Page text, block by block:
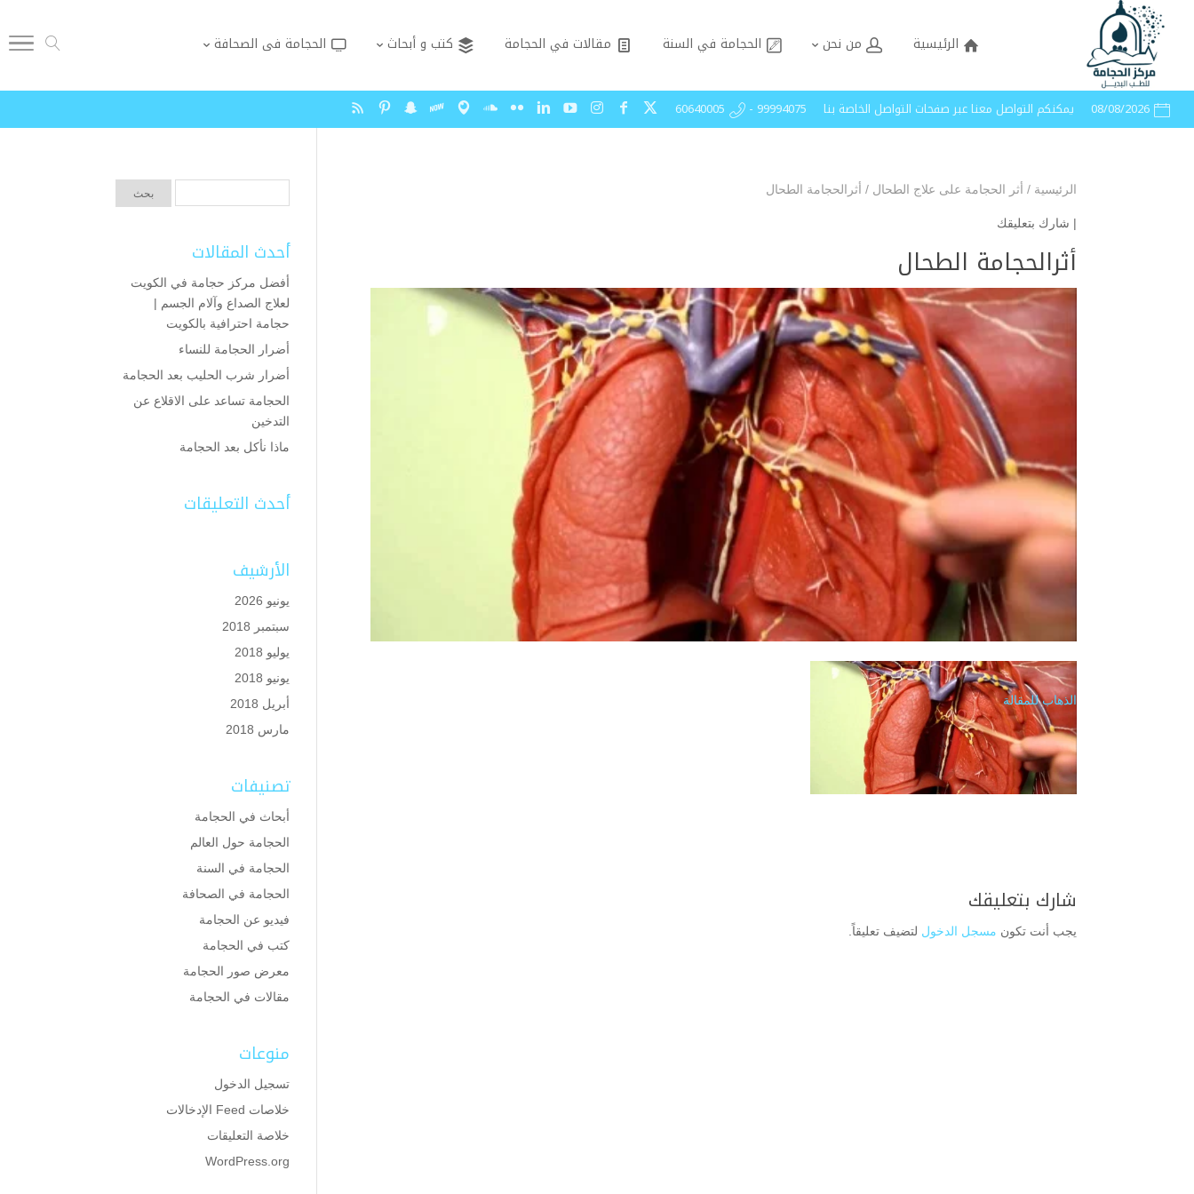
الرئيسية من نحن الحجامة في السنة مقالات في الحجامة كتب و أبحاث الحجامة فى الصحافة
08/08/2026 يمكنكم التواصل معنا عبر صفحات التواصل الخاصة بنا 99994075 - 60640005
الرئيسية / أثر الحجامة على علاج الطحال / أثرالحجامة الطحال
| شارك بتعليقك
أثرالحجامة الطحال
الذهاب للمقالة
شارك بتعليقك
يجب أنت تكون مسجل الدخول لتضيف تعليقاً.
أحدث المقالات
أفضل مركز حجامة في الكويت
لعلاج الصداع وآلام الجسم |
حجامة احترافية بالكويت
أضرار الحجامة للنساء
أضرار شرب الحليب بعد الحجامة
الحجامة تساعد على الاقلاع عن
التدخين
ماذا نأكل بعد الحجامة
أحدث التعليقات
الأرشيف
يونيو 2026
سبتمبر 2018
يوليو 2018
يونيو 2018
أبريل 2018
مارس 2018
تصنيفات
أبحاث في الحجامة
الحجامة حول العالم
الحجامة في السنة
الحجامة في الصحافة
فيديو عن الحجامة
كتب في الحجامة
معرض صور الحجامة
مقالات في الحجامة
منوعات
تسجيل الدخول
خلاصات Feed الإدخالات
خلاصة التعليقات
WordPress.org